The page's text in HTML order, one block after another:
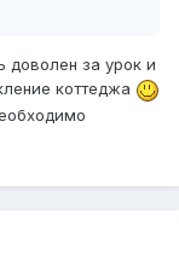
доволен за урок и
коттеджа